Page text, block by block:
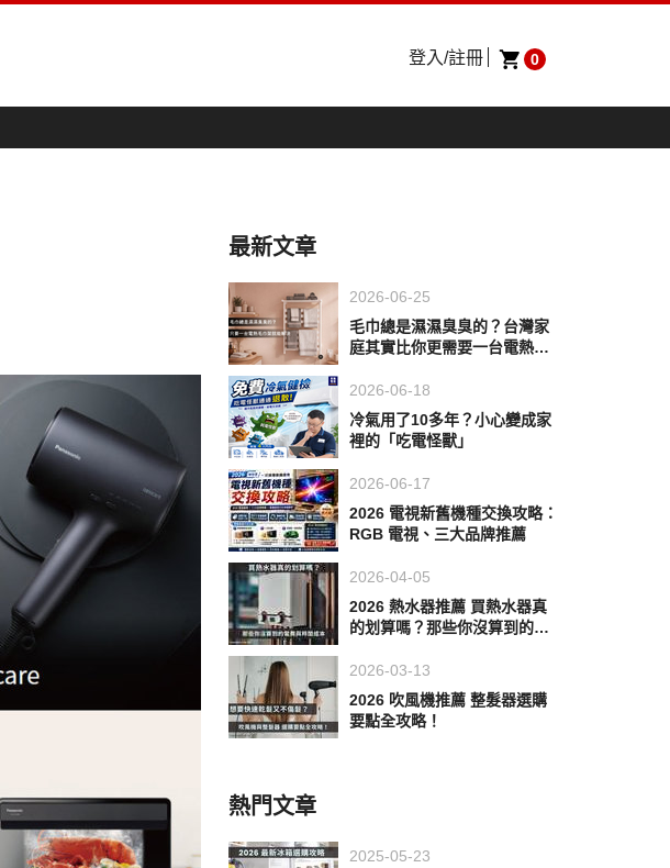
0
登入/註冊
最新文章
2026-06-25
毛巾總是濕濕臭臭的？台灣家
庭其實比你更需要一台電熱毛
2026-06-18
冷氣用了10多年？小心變成家
裡的「吃電怪獸」
2026-06-17
2026 電視新舊機種交換攻略：
RGB 電視、三大品牌推薦
2026-04-05
2026 熱水器推薦 買熱水器真
的划算嗎？那些你沒算到的電
2026-03-13
2026 吹風機推薦 整髮器選購
要點全攻略！
熱門文章
2025-05-23